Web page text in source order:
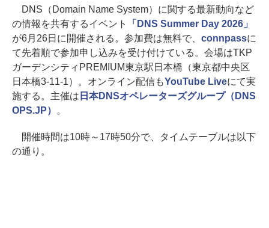
DNS（Domain Name System）に関する最新動向など
の情報を共有するイベント
「DNS Summer Day 2026」
が6月26日に開催される。参加費は無料で、 connpassに
て先着順で参加申し込みを受け付けている。会場はTKP
ガーデンシティPREMIUM東京駅日本橋（東京都中央区
日本橋3-11-1）。オンライン配信もYouTube Liveにて実
施する。主催は 日本DNSオペレーターズグループ（DNS
OPS.JP）
。
開催時間は10時～17時50分で、タイムテーブルは以下
の通り。